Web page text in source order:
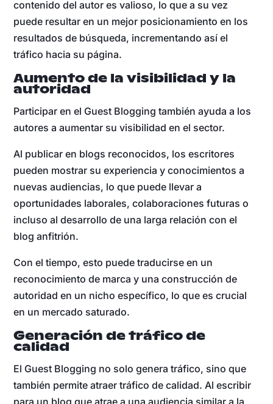
contenido del autor es valioso, lo que a su vez
puede resultar en un mejor posicionamiento en los
resultados de búsqueda, incrementando así el
tráfico hacia su página.
Aumento de la visibilidad y la
autoridad
Participar en el Guest Blogging también ayuda a los
autores a aumentar su visibilidad en el sector.
Al publicar en blogs reconocidos, los escritores
pueden mostrar su experiencia y conocimientos a
nuevas audiencias, lo que puede llevar a
oportunidades laborales, colaboraciones futuras o
incluso al desarrollo de una larga relación con el
blog anfitrión.
Con el tiempo, esto puede traducirse en un
reconocimiento de marca y una construcción de
autoridad en un nicho específico, lo que es crucial
en un mercado saturado.
Generación de tráfico de
calidad
El Guest Blogging no solo genera tráfico, sino que
también permite atraer tráfico de calidad. Al escribir